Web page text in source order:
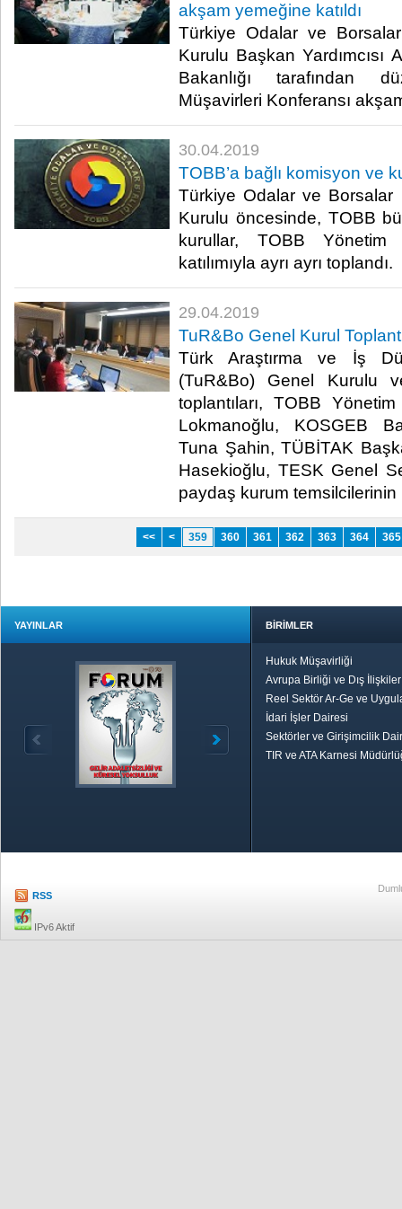
akşam yemeğine katıldı
Türkiye Odalar ve
Kurulu Başkan Yardımcısı
Bakanlığı tarafından
Müşavirleri Konferansı
30.04.2019
TOBB’a bağlı komisyon ve
Türkiye Odalar ve Borsalar
Kurulu öncesinde, TOBB
kurullar, TOBB Yönetim
katılımıyla ayrı ayrı toplandı.​
29.04.2019
TuR&Bo Genel Kurul
Türk Araştırma ve İş
(TuR&Bo) Genel Kurulu
toplantıları, TOBB
Lokmanoğlu, KOSGEB
Tuna Şahin, TÜBİTAK
Hasekioğlu, TESK Genel
paydaş kurum temsilcilerinin
<< < 359 360 361 362 363 364 365
YAYINLAR BİRİMLER
Hukuk Müşavirliği
Avrupa Birliği ve Dış
Reel Sektör Ar-Ge ve
İdari İşler Dairesi
Sektörler ve Girişimcilik
TIR ve ATA Karnesi
RSS
IPv6 Aktif